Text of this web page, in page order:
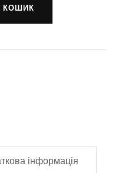
КОШИК
інформація